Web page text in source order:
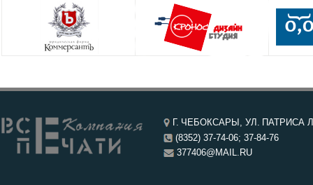
Г. ЧЕБОКСАРЫ, УЛ. ПАТРИСА
(8352) 37-74-06; 37-84-76
377406@MAIL.RU